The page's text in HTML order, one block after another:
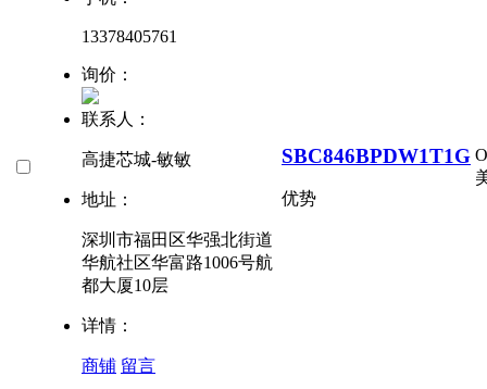
13378405761
询价：
联系人：
高捷芯城-敏敏
地址：
深圳市福田区华强北街道
华航社区华富路1006号航
都大厦10层
详情：
商铺 留言
SBC846BPDW1T1G
优势